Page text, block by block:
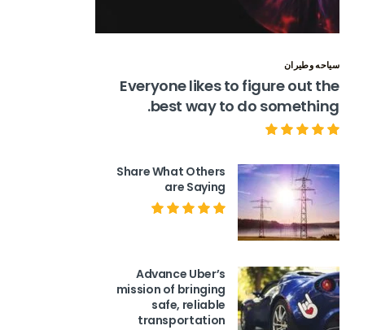
سياحه وطيران
Everyone likes to figure out the
best way to do something.
Share What Others
are Saying
Advance Uber’s
mission of bringing
safe, reliable
transportation